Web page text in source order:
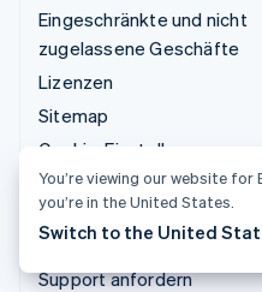
Eingeschränkte und nicht
zugelassene Geschäfte
Lizenzen
Sitemap
Cookie-Einstellungen
Weitere Ressourcen
Support
Support anfordern
You’re viewing our website
you’re in the United States.
Switch to the United